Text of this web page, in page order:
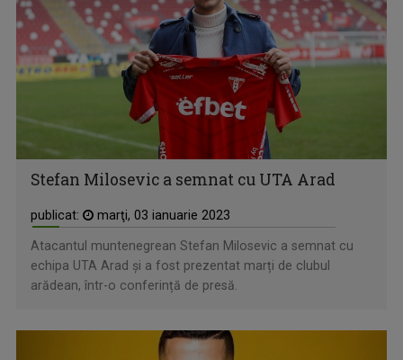
Stefan Milosevic a semnat cu UTA Arad
publicat: marţi, 03 ianuarie 2023
Atacantul muntenegrean Stefan Milosevic a semnat cu
echipa UTA Arad și a fost prezentat marți de clubul
arădean, într-o conferință de presă.